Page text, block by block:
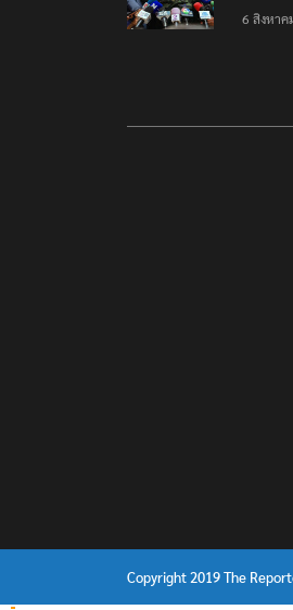
ตลอด
6 สิงหาค
Copyright 2019 The